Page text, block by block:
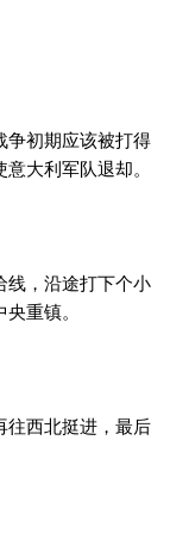
初期应该被打得
大利军队退却。
，沿途打下个小
重镇。
西北挺进，最后